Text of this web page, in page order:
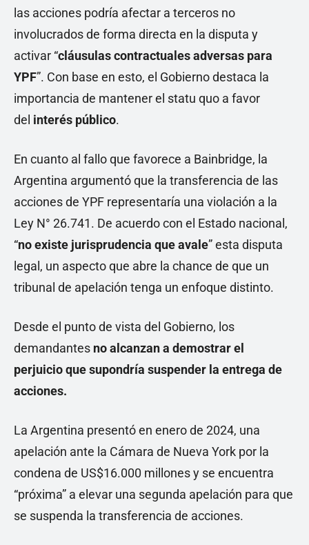
las acciones podría afectar a terceros no
involucrados de forma directa en la disputa y
activar “cláusulas contractuales adversas para
YPF”. Con base en esto, el Gobierno destaca la
importancia de mantener el statu quo a favor
del interés público.
En cuanto al fallo que favorece a Bainbridge, la
Argentina argumentó que la transferencia de las
acciones de YPF representaría una violación a la
Ley N° 26.741. De acuerdo con el Estado nacional,
“no existe jurisprudencia que avale” esta disputa
legal, un aspecto que abre la chance de que un
tribunal de apelación tenga un enfoque distinto.
Desde el punto de vista del Gobierno, los
demandantes no alcanzan a demostrar el
perjuicio que supondría suspender la entrega de
acciones.
La Argentina presentó en enero de 2024, una
apelación ante la Cámara de Nueva York por la
condena de US$16.000 millones y se encuentra
“próxima” a elevar una segunda apelación para que
se suspenda la transferencia de acciones.